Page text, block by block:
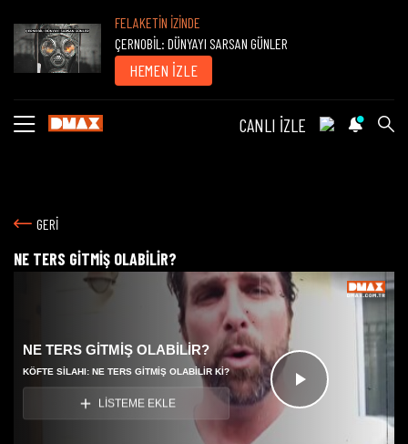
FELAKETİN İZİNDE
ÇERNOBİL: DÜNYAYI SARSAN GÜNLER
HEMEN İZLE
CANLI İZLE
GERİ
NE TERS GİTMİŞ OLABİLİR?
Videoyu
NE TERS GİTMİŞ OLABİLİR?
KÖFTE SILAHI: NE TERS GITMIŞ OLABILIR KI?
LİSTEME EKLE